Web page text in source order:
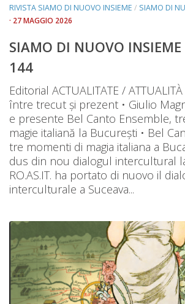
RIVISTA SIAMO DI NUOVO INSIEME / SIAMO DI
· 27 MAGGIO 2026
SIAMO DI NUOVO
144
Editorial ACTUALITATE /
între trecut și prezent • Giulio
e presente Bel Canto Ensemble,
magie italiană la București • Bel
tre momenti di magia italiana a
dus din nou dialogul intercultural
RO.AS.IT. ha portato di nuovo il
interculturale a Suceava...